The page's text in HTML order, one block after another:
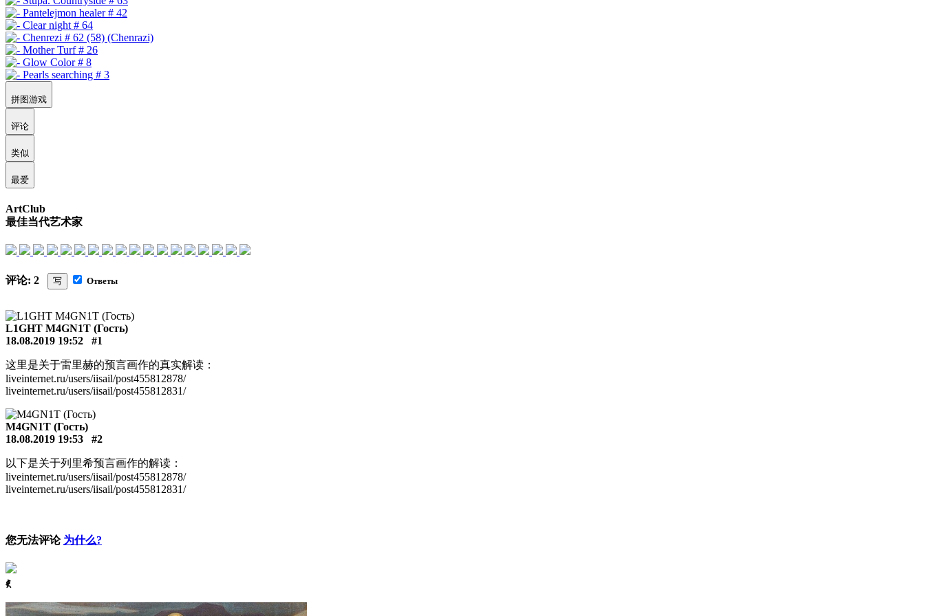
拼图游戏
评论
类似
最爱
ArtClub
最佳当代艺术家
评论: 2 写 Ответы
L1GHT M4GN1T (Гость)
18.08.2019 19:52
#1
这里是关于雷里赫的预言画作的真实解读：
liveinternet.ru/users/iisail/post455812878/
liveinternet.ru/users/iisail/post455812831/
M4GN1T (Гость)
18.08.2019 19:53
#2
以下是关于列里希预言画作的解读：
liveinternet.ru/users/iisail/post455812878/
liveinternet.ru/users/iisail/post455812831/
您无法评论 为什么?
ꈅ